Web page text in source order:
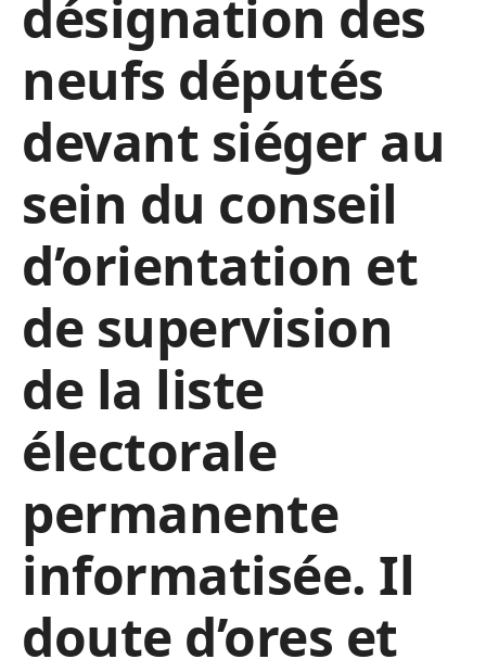
désignation des
neufs députés
devant siéger au
sein du conseil
d’orientation et
de supervision
de la liste
électorale
permanente
informatisée. Il
doute d’ores et